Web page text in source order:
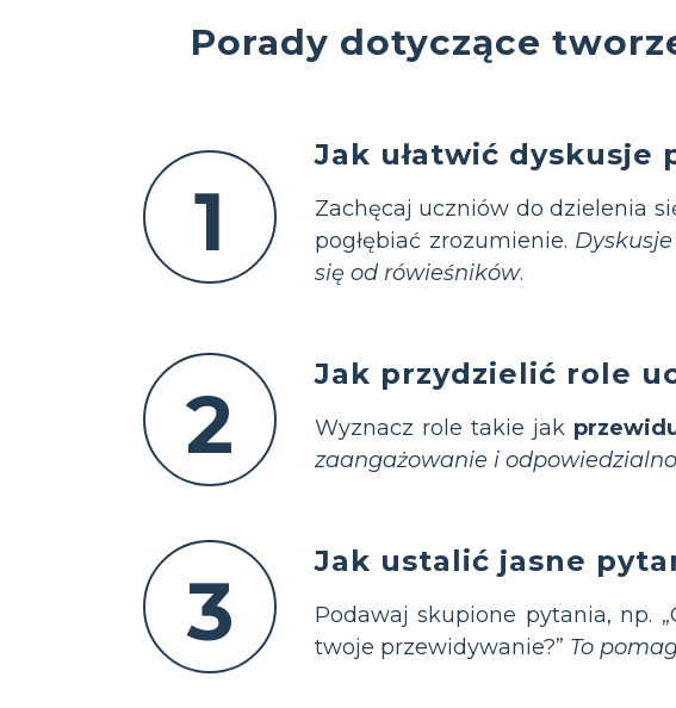
Porady dotyczące
1
Jak ułatwić dyskusje
Zachęcaj uczniów do dzielenia
pogłębiać zrozumienie.
się od rówieśników.
2
Jak przydzielić role
Wyznacz role takie jak
zaangażowanie i
3
Jak ustalić jasne
Podawaj skupione pytania, np.
twoje przewidywanie?” To